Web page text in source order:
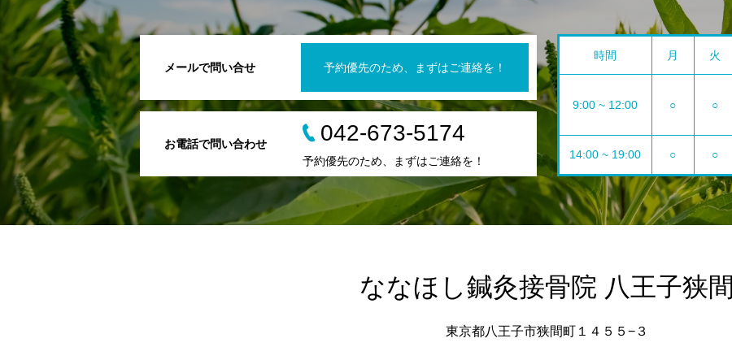
メールで問い合せ 予約優先のため、まずはご連絡を！
お電話で問い合わせ 042-673-5174
予約優先のため、まずはご連絡を！
時間 月 火
9:00 ~ 12:00 ○ ○
14:00 ~ 19:00 ○ ○
ななほし鍼灸接骨院 八王子狭間
東京都八王子市狭間町１４５５−３